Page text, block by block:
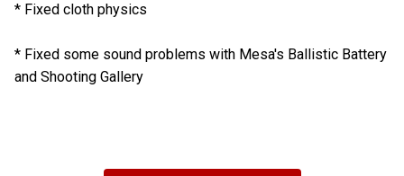
* Fixed cloth physics
* Fixed some sound problems with Mesa's Ballistic Battery
and Shooting Gallery